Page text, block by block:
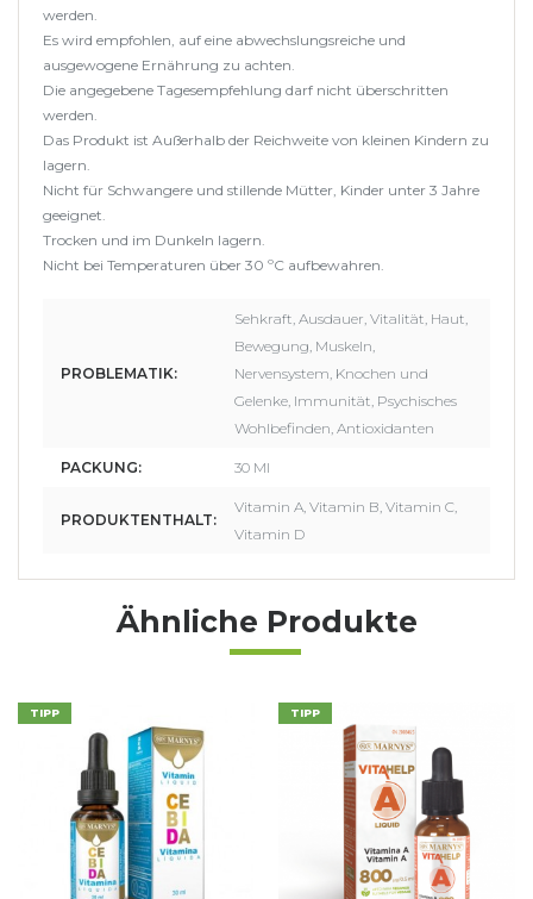
werden.
Es wird empfohlen, auf eine abwechslungsreiche und
ausgewogene Ernährung zu achten.
Die angegebene Tagesempfehlung darf nicht überschritten
werden.
Das Produkt ist Außerhalb der Reichweite von kleinen Kindern zu
lagern.
Nicht für Schwangere und stillende Mütter, Kinder unter 3 Jahre
geeignet.
Trocken und im Dunkeln lagern.
Nicht bei Temperaturen über 30 ºC aufbewahren.
PROBLEMATIK:
Sehkraft, Ausdauer, Vitalität, Haut,
Bewegung, Muskeln,
Nervensystem, Knochen und
Gelenke, Immunität, Psychisches
Wohlbefinden, Antioxidanten
PACKUNG: 30 Ml
PRODUKTENTHALT:
Vitamin A, Vitamin B, Vitamin C,
Vitamin D
Ähnliche Produkte
TIPP TIPP